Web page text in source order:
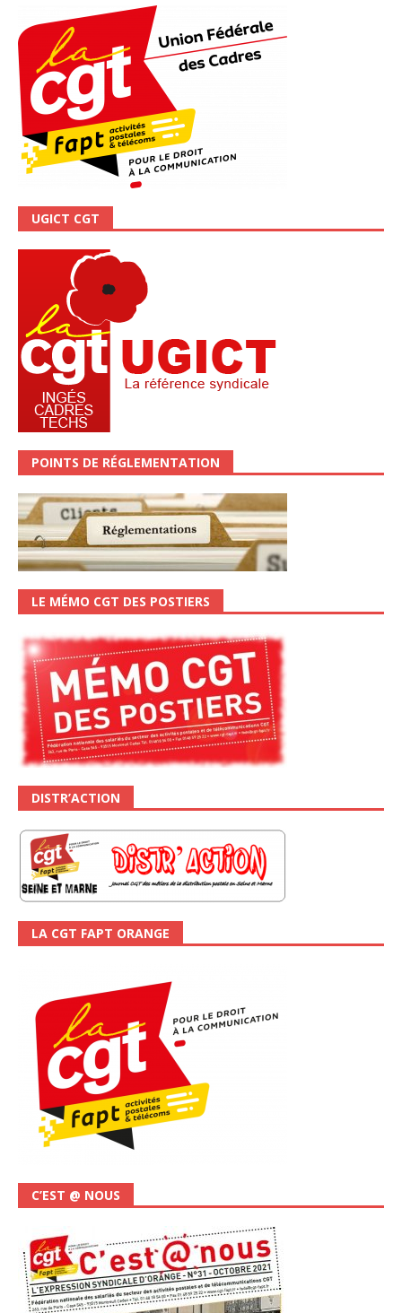
UGICT CGT
POINTS DE RÉGLEMENTATION
LE MÉMO CGT DES POSTIERS
DISTR’ACTION
LA CGT FAPT ORANGE
C’EST @ NOUS